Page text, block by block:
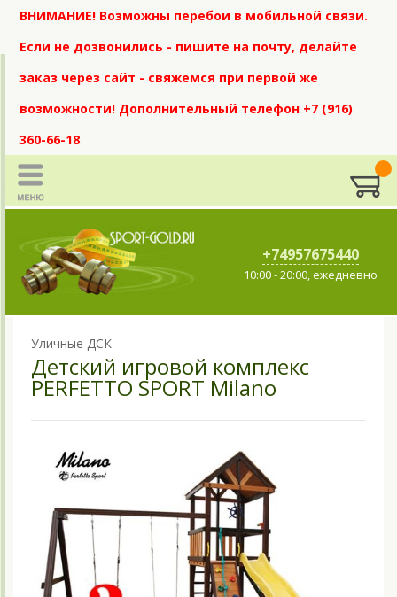
ВНИМАНИЕ! Возможны перебои в мобильной связи.
Если не дозвонились - пишите на почту, делайте
заказ через сайт - свяжемся при первой же
возможности! Дополнительный телефон +7 (916)
360-66-18
+74957675440
10:00 - 20:00, ежедневно
Уличные ДСК
Детский игровой комплекс
PERFETTO SPORT Milano